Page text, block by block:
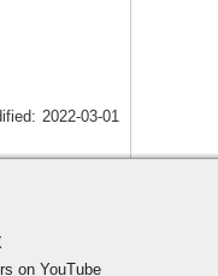
2022-03-01
on YouTube